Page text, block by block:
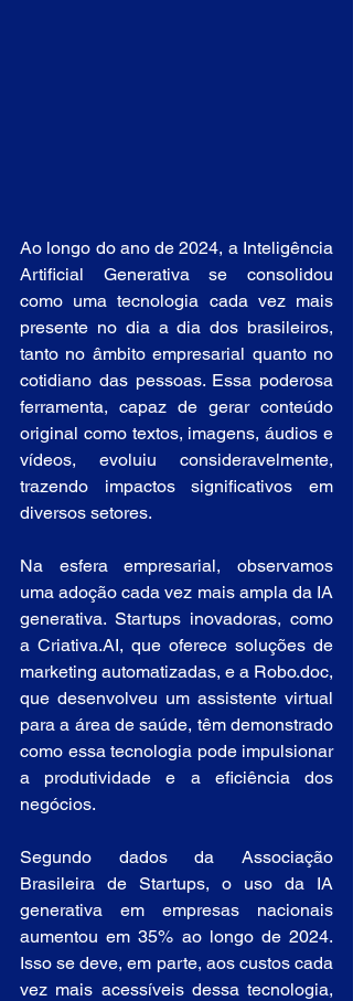
Ao longo do ano de 2024, a Inteligência
Artificial Generativa se consolidou
como uma tecnologia cada vez mais
presente no dia a dia dos brasileiros,
tanto no âmbito empresarial quanto no
cotidiano das pessoas. Essa poderosa
ferramenta, capaz de gerar conteúdo
original como textos, imagens, áudios e
vídeos, evoluiu consideravelmente,
trazendo impactos significativos em
diversos setores.
Na esfera empresarial, observamos
uma adoção cada vez mais ampla da IA
generativa. Startups inovadoras, como
a Criativa.AI, que oferece soluções de
marketing automatizadas, e a Robo.doc,
que desenvolveu um assistente virtual
para a área de saúde, têm demonstrado
como essa tecnologia pode impulsionar
a produtividade e a eficiência dos
negócios.
Segundo dados da Associação
Brasileira de Startups, o uso da IA
generativa em empresas nacionais
aumentou em 35% ao longo de 2024.
Isso se deve, em parte, aos custos cada
vez mais acessíveis dessa tecnologia,